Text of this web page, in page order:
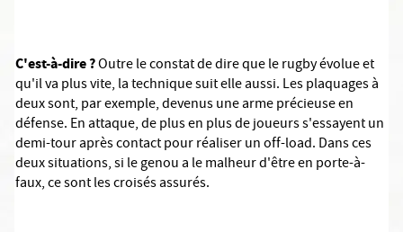
C'est-à-dire ?Outre le constat de dire que le rugby évolue et
qu'il va plus vite, la technique suit elle aussi. Les plaquages à
deux sont, par exemple, devenus une arme précieuse en
défense. En attaque, de plus en plus de joueurs s'essayent un
demi-tour après contact pour réaliser un off-load. Dans ces
deux situations, si le genou a le malheur d'être en porte-à-
faux, ce sont les croisés assurés.